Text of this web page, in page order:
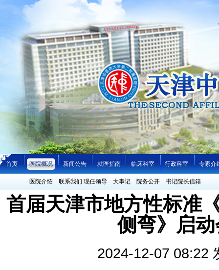
首页 医院概况 新闻公告 就医指南 临床科室 行政科室 专家介
医院介绍 联系我们 现任领导 大事记 院务公开 书记院长信箱
首届天津市地方性标准
侧弯》启
2024-12-07 08:22